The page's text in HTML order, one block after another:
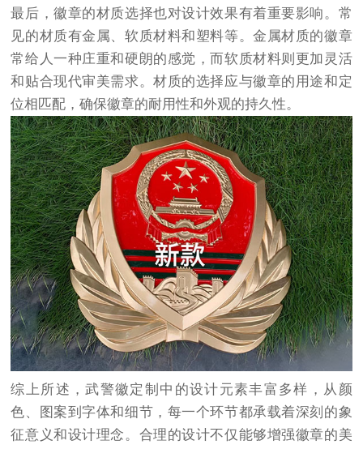
最后，徽章的材质选择也对设计效果有着重要影响。常
见的材质有金属、软质材料和塑料等。金属材质的徽章
常给人一种庄重和硬朗的感觉，而软质材料则更加灵活
和贴合现代审美需求。材质的选择应与徽章的用途和定
位相匹配，确保徽章的耐用性和外观的持久性。
综上所述，武警徽定制中的设计元素丰富多样，从颜
色、图案到字体和细节，每一个环节都承载着深刻的象
征意义和设计理念。合理的设计不仅能够增强徽章的美